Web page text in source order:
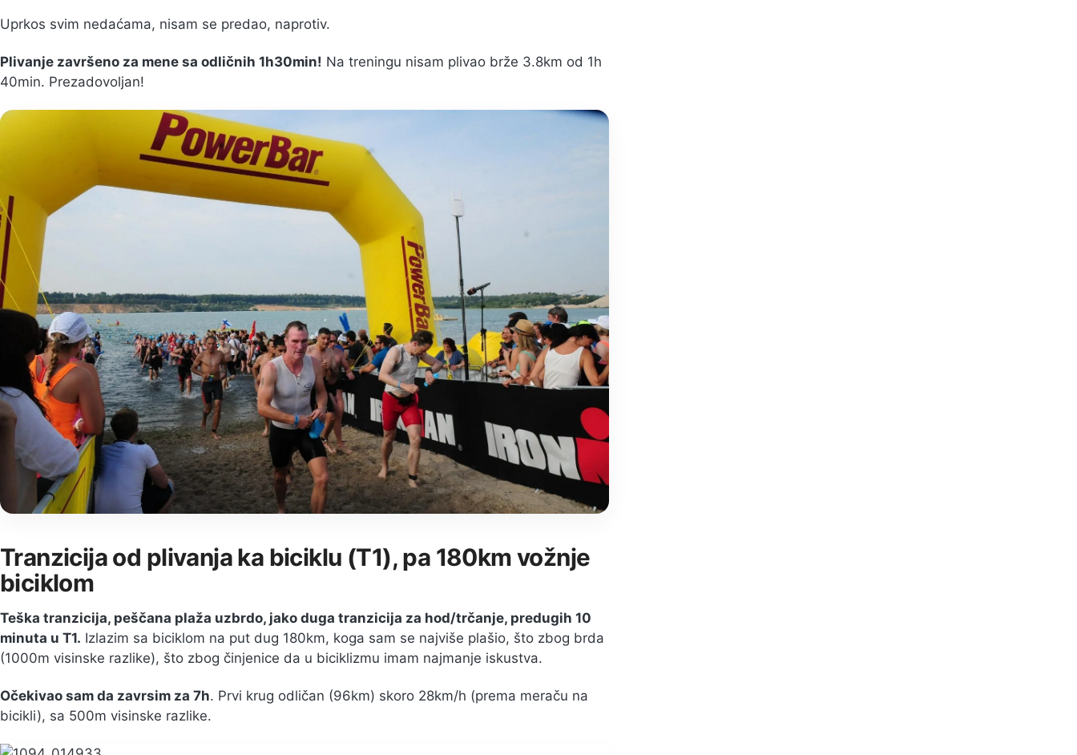
Uprkos svim nedaćama, nisam se predao, naprotiv.
Plivanje završeno za mene sa odličnih 1h30min! Na treningu nisam plivao brže 3.8km od 1h
40min. Prezadovoljan!
Tranzicija od plivanja ka biciklu (T1), pa 180km vožnje
biciklom
Teška tranzicija, peščana plaža uzbrdo, jako duga tranzicija za hod/trčanje, predugih 10
minuta u T1. Izlazim sa biciklom na put dug 180km, koga sam se najviše plašio, što zbog brda
(1000m visinske razlike), što zbog činjenice da u biciklizmu imam najmanje iskustva.
Očekivao sam da zavrsim za 7h. Prvi krug odličan (96km) skoro 28km/h (prema meraču na
bicikli), sa 500m visinske razlike.